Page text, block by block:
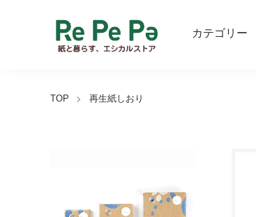
カテゴリー
TOP 再生紙しおり